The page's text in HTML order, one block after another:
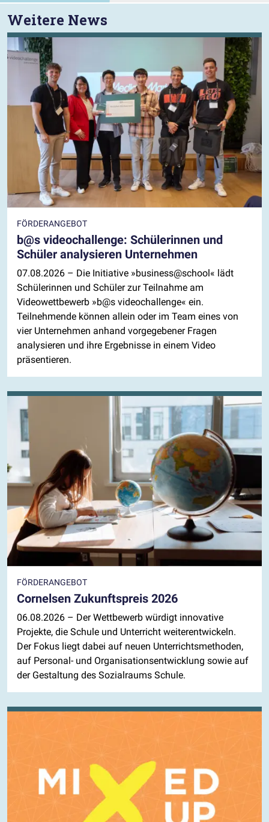
Weitere News
FÖRDERANGEBOT
b@s videochallenge: Schülerinnen und
Schüler analysieren Unternehmen
07.08.2026 – Die Initiative »business@school« lädt
Schülerinnen und Schüler zur Teilnahme am
Videowettbewerb »b@s videochallenge« ein.
Teilnehmende können allein oder im Team eines von
vier Unternehmen anhand vorgegebener Fragen
analysieren und ihre Ergebnisse in einem Video
präsentieren.
FÖRDERANGEBOT
Cornelsen Zukunftspreis 2026
06.08.2026 – Der Wettbewerb würdigt innovative
Projekte, die Schule und Unterricht weiterentwickeln.
Der Fokus liegt dabei auf neuen Unterrichtsmethoden,
auf Personal- und Organisationsentwicklung sowie auf
der Gestaltung des Sozialraums Schule.